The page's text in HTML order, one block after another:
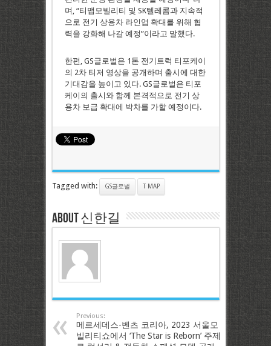
며, “티맵모빌리티 및 SK텔레콤과 지속적
으로 전기 상용차 라인업 확대를 위해 협
력을 강화해 나갈 예정”이라고 말했다.
한편, GS글로벌은 1톤 전기트럭 티포케이
의 2차 티저 영상을 공개하며 출시에 대한
기대감을 높이고 있다. GS글로벌은 티포
케이의 출시와 함께 본격적으로 전기 상
용차 보급 확대에 박차를 가할 예정이다.
Tagged with: GS글로벌 T MAP
About 신한길
Previous:
메르세데스-벤츠 코리아, 2023 서울모
빌리티쇼에서 ‘The Star is Reborn’ 주제